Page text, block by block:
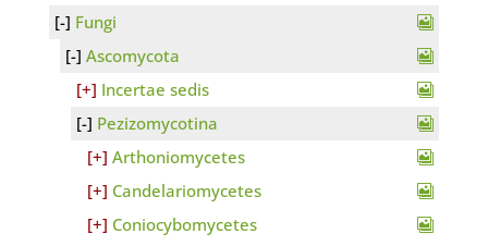
Fungi
Ascomycota
Incertae sedis
Pezizomycotina
Arthoniomycetes
Candelariomycetes
Coniocybomycetes